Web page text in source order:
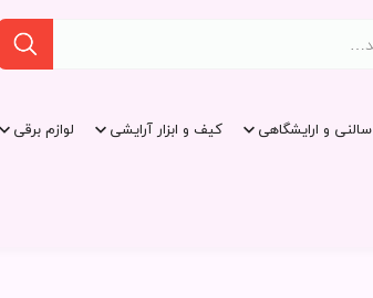
سالنی و ارایشگاهی کیف و ابزار آرایشی لوازم برقی